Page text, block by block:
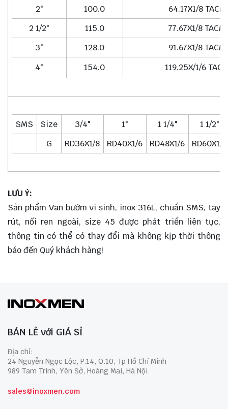
2"
100.0
64.17X1/8
2 1/2"
115.0
77.67X1/8
3"
128.0
91.67X1/8
4"
154.0 119.25X/1/6
SMS Size 3/4" 1" 1 1/4"
1 1/2"
G
RD36X1/8 RD40X1/6 RD48X1/6 RD60X1/6
LƯU Ý:
Sản phẩm Van bướm vi sinh, inox 316L, chuẩn SMS, tay
rút, nối ren ngoài, size 45 được phát triển liên tục,
thông tin có thể có thay đổi mà không kịp thời thông
báo đến Quý khách hàng!
BÁN LẺ với GIÁ SỈ
Địa chỉ:
24 Nguyễn Ngọc Lộc, P.14, Q.10, Tp Hồ Chí Minh
989 Tam Trinh, Yên Sở, Hoàng Mai, Hà Nội
sales@inoxmen.com